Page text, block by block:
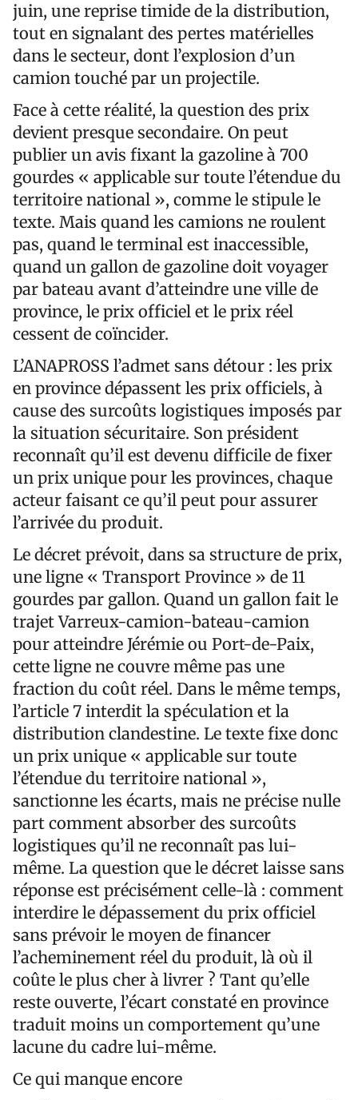
juin, une reprise timide de la distribution,
tout en signalant des pertes matérielles
dans le secteur, dont l’explosion d’un
camion touché par un projectile.
Face à cette réalité, la question des prix
devient presque secondaire. On peut
publier un avis fixant la gazoline à 700
gourdes « applicable sur toute l’étendue du
territoire national », comme le stipule le
texte. Mais quand les camions ne roulent
pas, quand le terminal est inaccessible,
quand un gallon de gazoline doit voyager
par bateau avant d’atteindre une ville de
province, le prix officiel et le prix réel
cessent de coïncider.
L’ANAPROSS l’admet sans détour : les prix
en province dépassent les prix officiels, à
cause des surcoûts logistiques imposés par
la situation sécuritaire. Son président
reconnaît qu’il est devenu difficile de fixer
un prix unique pour les provinces, chaque
acteur faisant ce qu’il peut pour assurer
l’arrivée du produit.
Le décret prévoit, dans sa structure de prix,
une ligne « Transport Province » de 11
gourdes par gallon. Quand un gallon fait le
trajet Varreux-camion-bateau-camion
pour atteindre Jérémie ou Port-de-Paix,
cette ligne ne couvre même pas une
fraction du coût réel. Dans le même temps,
l’article 7 interdit la spéculation et la
distribution clandestine. Le texte fixe donc
un prix unique « applicable sur toute
l’étendue du territoire national »,
sanctionne les écarts, mais ne précise nulle
part comment absorber des surcoûts
logistiques qu’il ne reconnaît pas lui-
même. La question que le décret laisse sans
réponse est précisément celle-là : comment
interdire le dépassement du prix officiel
sans prévoir le moyen de financer
l’acheminement réel du produit, là où il
coûte le plus cher à livrer ? Tant qu’elle
reste ouverte, l’écart constaté en province
traduit moins un comportement qu’une
lacune du cadre lui-même.
Ce qui manque encore